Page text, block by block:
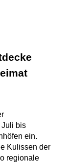
Juli bis
ein.
Kulissen der
regionale